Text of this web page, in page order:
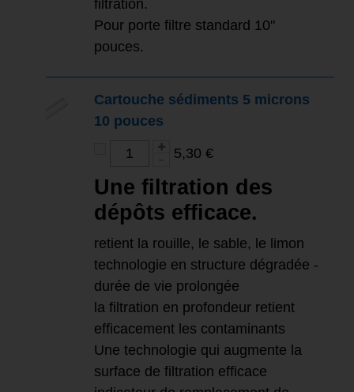
filtration.
Pour porte filtre standard 10"
pouces.
Cartouche sédiments 5 microns
10 pouces
5,30 €
Une filtration des
dépôts efficace.
retient la rouille, le sable, le limon
technologie en structure dégradée -
durée de vie prolongée
la filtration en profondeur retient
efficacement les contaminants
Une technologie qui augmente la
surface de filtration efficace